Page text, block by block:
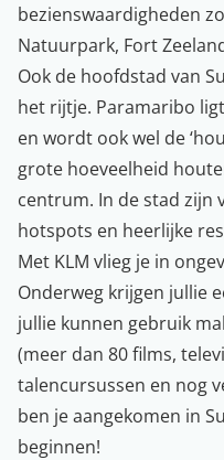
bezienswaardigheden
Natuurpark, Fort
Ook de hoofdstad van
het rijtje. Paramaribo
en wordt ook wel de
grote hoeveelheid
centrum. In de stad zijn
hotspots en heerlijke
Met KLM vlieg je in
Onderweg krijgen jullie
jullie kunnen gebruik
(meer dan 80 films,
talencursussen en nog
ben je aangekomen in
beginnen!